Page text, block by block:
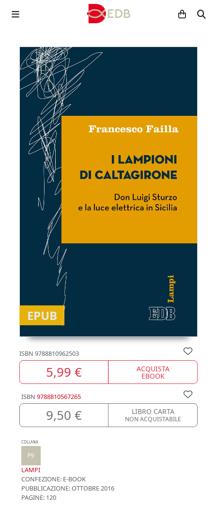
EPUB
ISBN 9788810962503
5,99 € ACQUISTA
EBOOK
ISBN 9788810567265
9,50 € LIBRO CARTA
NON ACQUISTABILE
COLLANA
P9
LAMPI
CONFEZIONE: E-BOOK
PUBBLICAZIONE:OTTOBRE 2016
PAGINE: 120